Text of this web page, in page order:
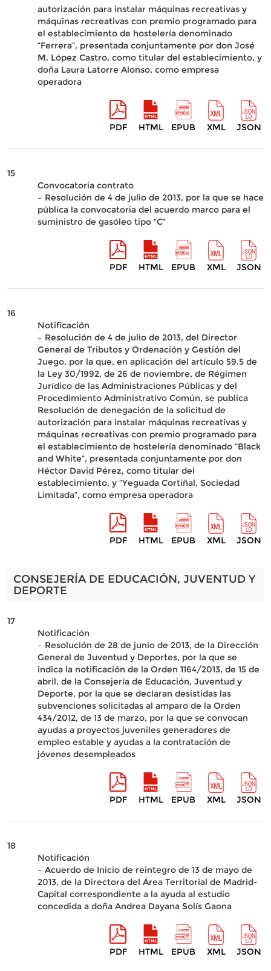
autorización para instalar máquinas recreativas y
máquinas recreativas con premio programado para
el establecimiento de hostelería denominado
“Ferrera”, presentada conjuntamente por don José
M. López Castro, como titular del establecimiento, y
doña Laura Latorre Alonso, como empresa
operadora
PDF HTML EPUB XML JSON
15
Convocatoria contrato
– Resolución de 4 de julio de 2013, por la que se hace
pública la convocatoria del acuerdo marco para el
suministro de gasóleo tipo “C”
PDF HTML EPUB XML JSON
16
Notificación
– Resolución de 4 de julio de 2013, del Director
General de Tributos y Ordenación y Gestión del
Juego, por la que, en aplicación del artículo 59.5 de
la Ley 30/1992, de 26 de noviembre, de Régimen
Jurídico de las Administraciones Públicas y del
Procedimiento Administrativo Común, se publica
Resolución de denegación de la solicitud de
autorización para instalar máquinas recreativas y
máquinas recreativas con premio programado para
el establecimiento de hostelería denominado “Black
and White”, presentada conjuntamente por don
Héctor David Pérez, como titular del
establecimiento, y “Yeguada Cortiñal, Sociedad
Limitada”, como empresa operadora
PDF HTML EPUB XML JSON
CONSEJERÍA DE EDUCACIÓN, JUVENTUD Y
DEPORTE
17
Notificación
– Resolución de 28 de junio de 2013, de la Dirección
General de Juventud y Deportes, por la que se
indica la notificación de la Orden 1164/2013, de 15 de
abril, de la Consejería de Educación, Juventud y
Deporte, por la que se declaran desistidas las
subvenciones solicitadas al amparo de la Orden
434/2012, de 13 de marzo, por la que se convocan
ayudas a proyectos juveniles generadores de
empleo estable y ayudas a la contratación de
jóvenes desempleados
PDF HTML EPUB XML JSON
18
Notificación
– Acuerdo de Inicio de reintegro de 13 de mayo de
2013, de la Directora del Área Territorial de Madrid-
Capital correspondiente a la ayuda al estudio
concedida a doña Andrea Dayana Solís Gaona
PDF HTML EPUB XML JSON